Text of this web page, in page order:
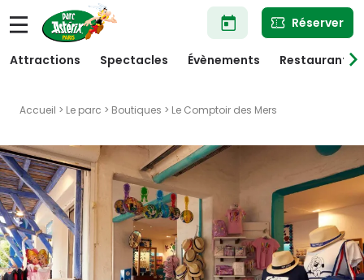
au
contenu
principal
Réserver
Attractions Spectacles Évènements Restaurants
Accueil > Le parc > Boutiques > Le Comptoir des Mers